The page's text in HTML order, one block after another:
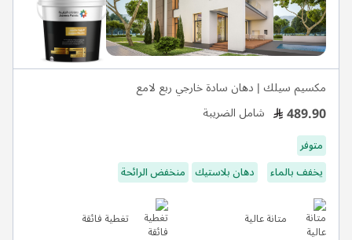
مكسيم سيلك | دهان سادة خارجي ربع لامع
489.90 شامل الضريبة
متوفر
يخفف بالماء
دهان بلاستيك منخفض الرائحة
متانة عالية تغطية فائقة